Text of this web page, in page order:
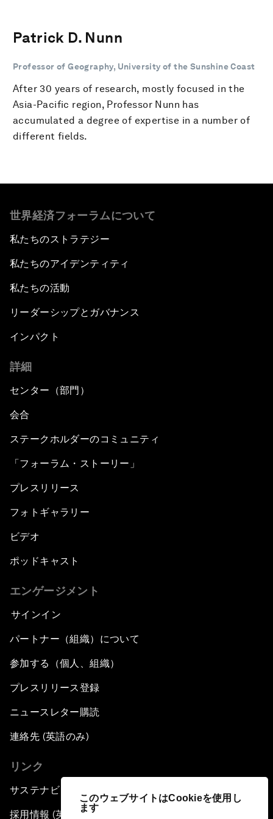
このウェブサイトはCookieを使用し
ます
Patrick D. Nunn
Professor of Geography, University of the Sunshine Coast
After 30 years of research, mostly focused in the
Asia-Pacific region, Professor Nunn has
accumulated a degree of expertise in a number of
different fields.
世界経済フォーラムについて
私たちのストラテジー
私たちのアイデンティティ
私たちの活動
リーダーシップとガバナンス
インパクト
詳細
センター（部門）
会合
ステークホルダーのコミュニティ
「フォーラム・ストーリー」
プレスリリース
フォトギャラリー
ビデオ
ポッドキャスト
エンゲージメント
サインイン
パートナー（組織）について
参加する（個人、組織）
プレスリリース登録
ニュースレター購読
連絡先 (英語のみ)
リンク
サステナビリティへの取り組み
採用情報 (英語のみ)